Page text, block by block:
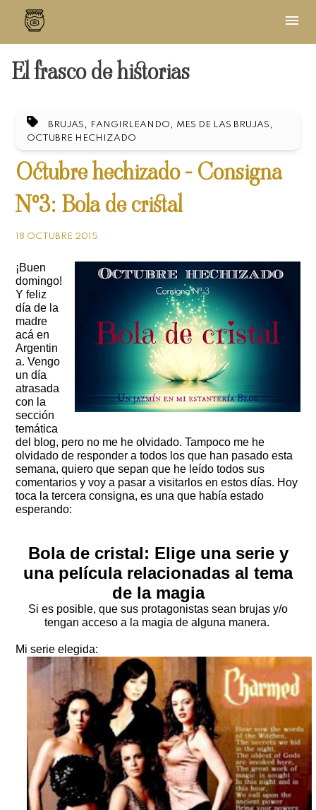
El frasco de historias
BRUJAS , FANGIRLEANDO , MES DE LAS BRUJAS ,
OCTUBRE HECHIZADO
Octubre hechizado - Consigna
Nº3: Bola de cristal
18 OCTUBRE 2015
¡Buen
domingo!
Y feliz
día de la
madre
acá en
Argentin
a. Vengo
un día
atrasada
con la
sección
temática
del blog, pero no me he olvidado. Tampoco me he
olvidado de responder a todos los que han pasado esta
semana, quiero que sepan que he leído todos sus
comentarios y voy a pasar a visitarlos en estos días. Hoy
toca la tercera consigna, es una que había estado
esperando:
Bola de cristal: Elige una serie y
una película relacionadas al tema
de la magia
Si es posible, que sus protagonistas sean brujas y/o
tengan acceso a la magia de alguna manera.
Mi serie elegida: